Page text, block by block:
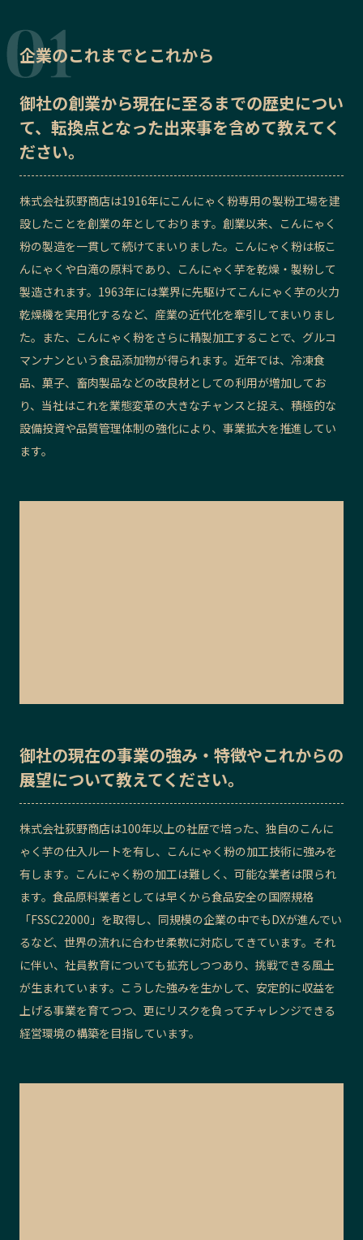
地域豆知識
ニッポンの百選大全集
Sporkle
「人」から探す
記事ライター アンバサダー
お問い合わせ 会社概要
企業のこれまでとこれから
御社の創業から現在に至るまでの歴史につい
て、転換点となった出来事を含めて教えてく
ださい。
株式会社荻野商店は1916年にこんにゃく粉専用の製粉工場を建
設したことを創業の年としております。創業以来、こんにゃく
粉の製造を一貫して続けてまいりました。こんにゃく粉は板こ
んにゃくや白滝の原料であり、こんにゃく芋を乾燥・製粉して
製造されます。1963年には業界に先駆けてこんにゃく芋の火力
乾燥機を実用化するなど、産業の近代化を牽引してまいりまし
た。また、こんにゃく粉をさらに精製加工することで、グルコ
マンナンという食品添加物が得られます。近年では、冷凍食
品、菓子、畜肉製品などの改良材としての利用が増加してお
り、当社はこれを業態変革の大きなチャンスと捉え、積極的な
設備投資や品質管理体制の強化により、事業拡大を推進してい
ます。
御社の現在の事業の強み・特徴やこれからの
展望について教えてください。
株式会社荻野商店は100年以上の社歴で培った、独自のこんに
ゃく芋の仕入ルートを有し、こんにゃく粉の加工技術に強みを
有します。こんにゃく粉の加工は難しく、可能な業者は限られ
ます。食品原料業者としては早くから食品安全の国際規格
「FSSC22000」を取得し、同規模の企業の中でもDXが進んでい
るなど、世界の流れに合わせ柔軟に対応してきています。それ
に伴い、社員教育についても拡充しつつあり、挑戦できる風土
が生まれています。こうした強みを生かして、安定的に収益を
上げる事業を育てつつ、更にリスクを負ってチャレンジできる
経営環境の構築を目指しています。